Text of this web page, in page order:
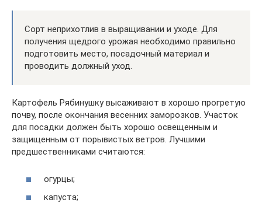
Сорт неприхотлив в выращивании и уходе. Для
получения щедрого урожая необходимо правильно
подготовить место, посадочный материал и
проводить должный уход.
Картофель Рябинушку высаживают в хорошо прогретую
почву, после окончания весенних заморозков. Участок
для посадки должен быть хорошо освещенным и
защищенным от порывистых ветров. Лучшими
предшественниками считаются:
огурцы;
капуста;